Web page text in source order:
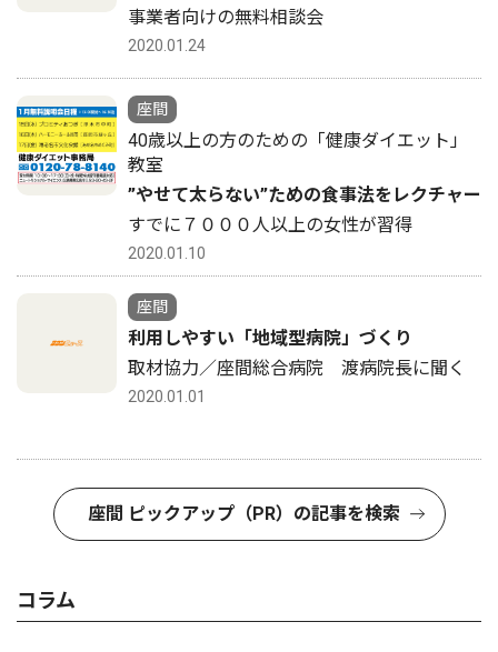
事業者向けの無料相談会
2020.01.24
座間
40歳以上の方のための「健康ダイエット」
教室
”やせて太らない”ための食事法をレクチャー
すでに７０００人以上の女性が習得
2020.01.10
座間
利用しやすい「地域型病院」づくり
取材協力／座間総合病院 渡病院長に聞く
2020.01.01
座間 ピックアップ（PR）の記事を検索
コラム